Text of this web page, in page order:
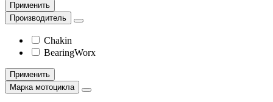
Применить
Производитель
Chakin
BearingWorx
Применить
Марка мотоцикла